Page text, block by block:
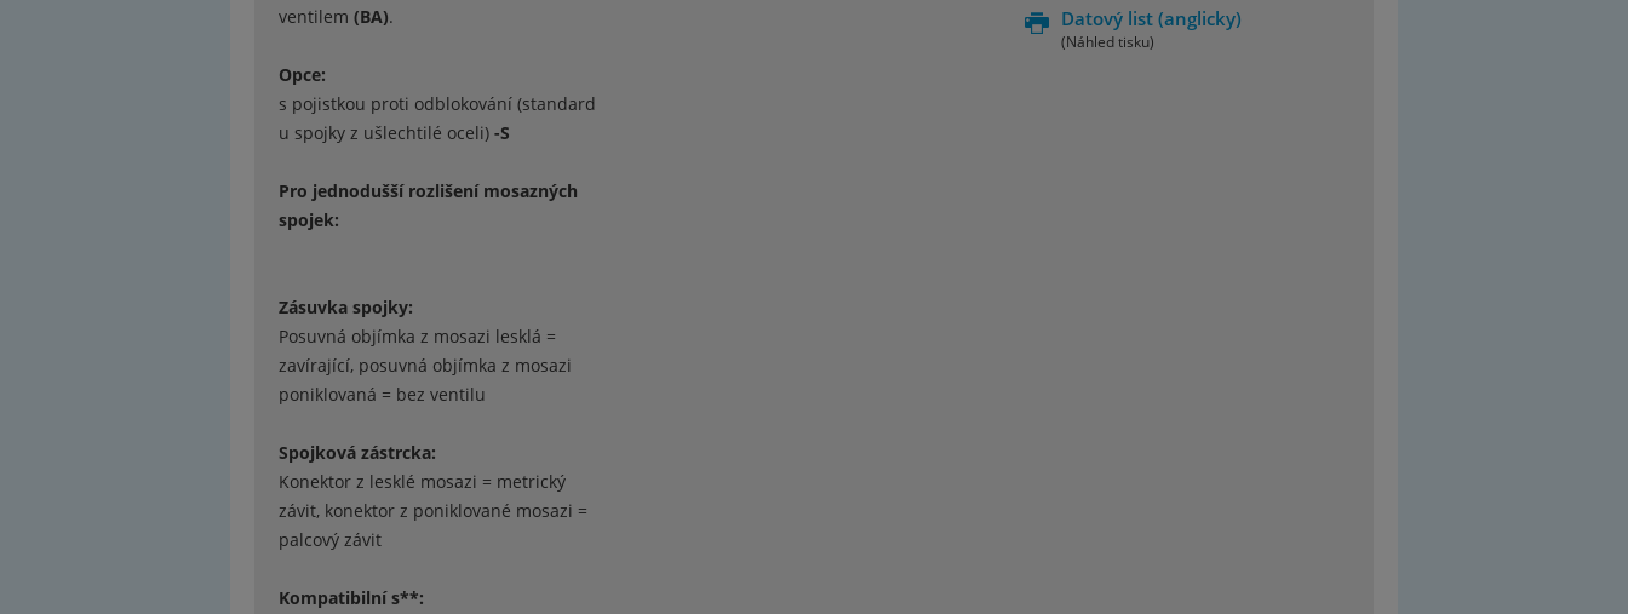
ventilem (BA).
Opce:
s pojistkou proti odblokování (standard
u spojky z ušlechtilé oceli) -S
Pro jednodušší rozlišení mosazných
spojek:
Zásuvka spojky:
Posuvná objímka z mosazi lesklá =
zavírající, posuvná objímka z mosazi
poniklovaná = bez ventilu
Spojková zástrcka:
Konektor z lesklé mosazi = metrický
závit, konektor z poniklované mosazi =
palcový závit
Kompatibilní s**:
Datový list (anglicky)
(Náhled tisku)